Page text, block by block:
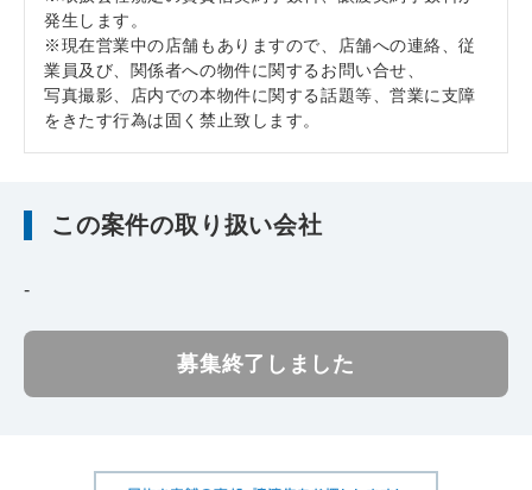
発生します。
※現在営業中の店舗もありますので、店舗への連絡、従
業員及び、関係者への物件に関するお問い合せ、
写真撮影、店内での本物件に関する話題等、営業に支障
をきたす行為は固く禁止致します。
この案件の取り扱い会社
-
募集終了しました